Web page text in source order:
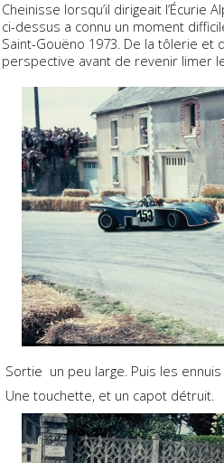
Cheinisse lorsqu’il dirigeait l’Écurie
ci-dessus a connu un moment
Saint-Gouëno 1973. De la tôlerie et
perspective avant de revenir limer
Sortie un peu large. Puis les ennuis
Une touchette, et un capot détruit.